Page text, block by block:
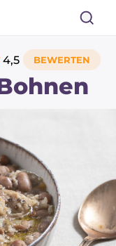
4,5